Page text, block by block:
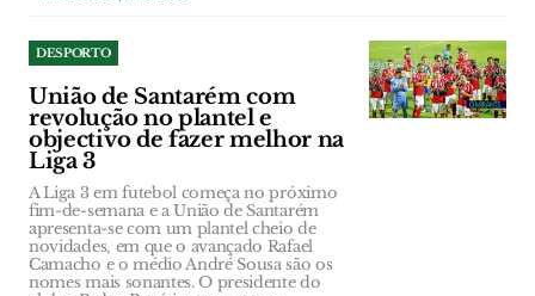
DESPORTO
União de Santarém com
revolução no plantel e
objectivo de fazer melhor na
Liga 3
A Liga 3 em futebol começa no próximo
fim-de-semana e a União de Santarém
apresenta-se com um plantel cheio de
novidades, em que o avançado Rafael
Camacho e o médio André Sousa são os
nomes mais sonantes. O presidente do